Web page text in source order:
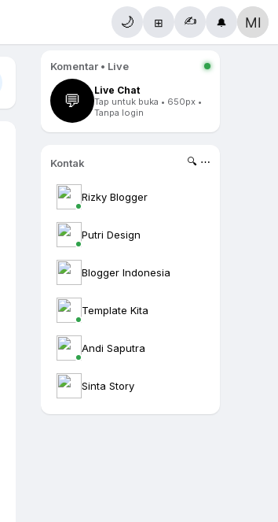
🌙 ⊞ ✍️ 🔔
Komentar • Live
💬
Live Chat
Tap untuk buka • 650px •
Tanpa login
Kontak 🔍 ⋯
Rizky Blogger
Putri Design
Blogger Indonesia
Template Kita
Andi Saputra
Sinta Story